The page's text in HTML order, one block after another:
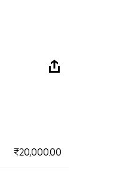
₹20,000.00